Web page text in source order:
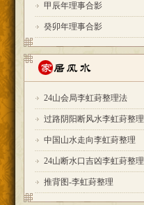
甲辰年理事合影
癸卯年理事合影
24山会局李虹葑整理法
过路阴阳断风水李虹葑整理
中国山水走向李虹葑整理
24山断水口吉凶李虹葑整理
推背图-李虹葑整理